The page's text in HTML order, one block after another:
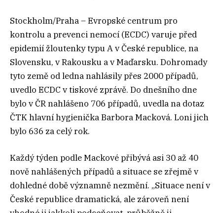
Stockholm/Praha – Evropské centrum pro
kontrolu a prevenci nemocí (ECDC) varuje před
epidemií žloutenky typu A v České republice, na
Slovensku, v Rakousku a v Maďarsku. Dohromady
tyto země od ledna nahlásily přes 2000 případů,
uvedlo ECDC v tiskové zprávě. Do dnešního dne
bylo v ČR nahlášeno 706 případů, uvedla na dotaz
ČTK hlavní hygienička Barbora Macková. Loni jich
bylo 636 za celý rok.
Každý týden podle Mackové přibývá asi 30 až 40
nově nahlášených případů a situace se zřejmě v
dohledné době významně nezmění. „Situace není v
České republice dramatická, ale zároveň není